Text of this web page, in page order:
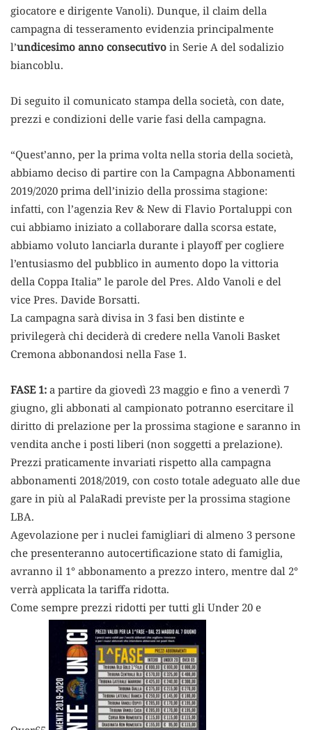
giocatore e dirigente Vanoli). Dunque, il claim della
campagna di tesseramento evidenzia principalmente
l’undicesimo anno consecutivo in Serie A del sodalizio
biancoblu.
Di seguito il comunicato stampa della società, con date,
prezzi e condizioni delle varie fasi della campagna.
“Quest’anno, per la prima volta nella storia della società,
abbiamo deciso di partire con la Campagna Abbonamenti
2019/2020 prima dell’inizio della prossima stagione:
infatti, con l’agenzia Rev & New di Flavio Portaluppi con
cui abbiamo iniziato a collaborare dalla scorsa estate,
abbiamo voluto lanciarla durante i playoff per cogliere
l’entusiasmo del pubblico in aumento dopo la vittoria
della Coppa Italia” le parole del Pres. Aldo Vanoli e del
vice Pres. Davide Borsatti.
La campagna sarà divisa in 3 fasi ben distinte e
privilegerà chi deciderà di credere nella Vanoli Basket
Cremona abbonandosi nella Fase 1.
FASE 1: a partire da giovedì 23 maggio e fino a venerdì 7
giugno, gli abbonati al campionato potranno esercitare il
diritto di prelazione per la prossima stagione e saranno in
vendita anche i posti liberi (non soggetti a prelazione).
Prezzi praticamente invariati rispetto alla campagna
abbonamenti 2018/2019, con costo totale adeguato alle due
gare in più al PalaRadi previste per la prossima stagione
LBA.
Agevolazione per i nuclei famigliari di almeno 3 persone
che presenteranno autocertificazione stato di famiglia,
avranno il 1° abbonamento a prezzo intero, mentre dal 2°
verrà applicata la tariffa ridotta.
Come sempre prezzi ridotti per tutti gli Under 20 e